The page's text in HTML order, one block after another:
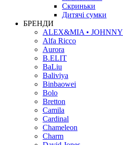
Скриньки
Дитячі сумки
БРЕНДИ
ALEX&MIA • JOHNNY
Alfa Ricco
Aurora
B.ELIT
BaLiu
Baliviya
Binbaowei
Bolo
Bretton
Camila
Cardinal
Chameleon
Charm